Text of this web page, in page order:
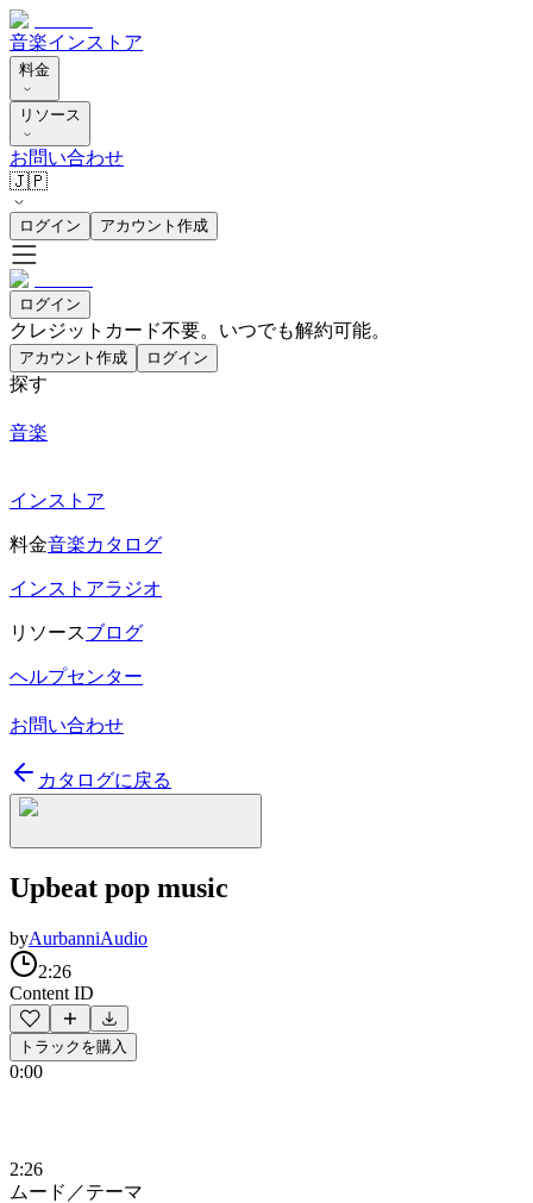
音楽インストア
料金
リソース
お問い合わせ
🇯🇵
ログイン アカウント作成
ログイン
クレジットカード不要。いつでも解約可能。
アカウント作成 ログイン
探す
音楽
インストア
料金音楽カタログ
インストアラジオ
リソースブログ
ヘルプセンター
お問い合わせ
カタログに戻る
Upbeat pop music
byAurbanniAudio
2:26
Content ID
トラックを購入
0:00
2:26
ムード／テーマ